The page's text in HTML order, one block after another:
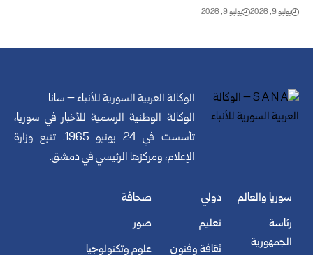
يوليو 9, 2026 يوليو 9, 2026
الوكالة العربية السورية للأنباء – سانا
الوكالة الوطنية الرسمية للأخبار في سوريا،
تأسست في 24 يونيو 1965. تتبع وزارة
الإعلام، ومركزها الرئيسي في دمشق.
سوريا والعالم
رئاسة
الجمهورية
دولي
تعليم
ثقافة وفنون
صحافة
صور
علوم وتكنولوجيا